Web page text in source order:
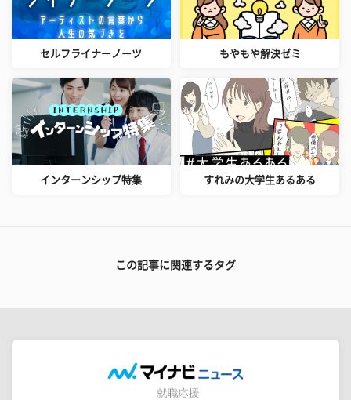
セルフライナーノーツ もやもや解決ゼミ
インターンシップ特集 すれみの大学生あるある
この記事に関連するタグ